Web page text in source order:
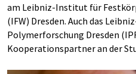
am Leibniz-Institut für
(IFW) Dresden. Auch das
Polymerforschung Dresden
Kooperationspartner an der